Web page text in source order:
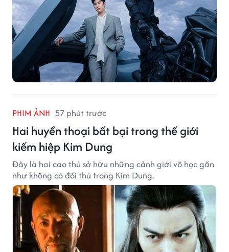
PHIM ẢNH 57 phút trước
Hai huyền thoại bất bại trong thế giới
kiếm hiệp Kim Dung
Đây là hai cao thủ sở hữu những cảnh giới võ học gần
như không có đối thủ trong Kim Dung.